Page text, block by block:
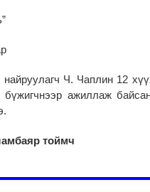
Ч. Чаплин 12
бүжигчнээр ажиллаж
тоймч